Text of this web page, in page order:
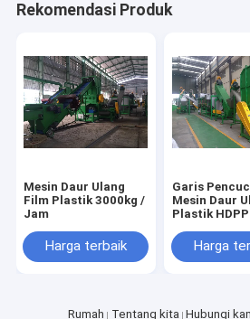
Rekomendasi Produk
Mesin Daur Ulang
Film Plastik 3000kg /
Jam
Harga terbaik
Garis
Mesin Daur
Plastik HDPP
Harga
Rumah Tentang kita Hubungi